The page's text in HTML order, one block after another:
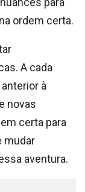
ordem certa.
A cada
à
novas
certa para
mudar
aventura.